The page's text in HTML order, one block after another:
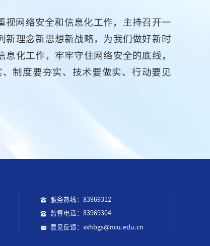
视网络安全和信息化工作，主持召开一
新理念新思想新战略，为我们做好新时
化工作，牢牢守住网络安全的底线，
制度要夯实、技术要做实、行动要见
服务热线：83969312
监督电话：83969304
意见反馈：xxhbgs@ncu.edu.cn